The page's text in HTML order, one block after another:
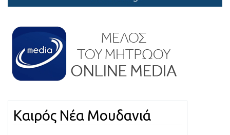
Καιρός Νέα Μουδανιά